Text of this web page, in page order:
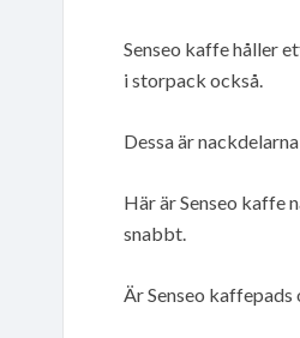
Senseo kaffe håller
i storpack också.
Dessa är
Här är Senseo kaffe
snabbt.
Är Senseo kaffepads